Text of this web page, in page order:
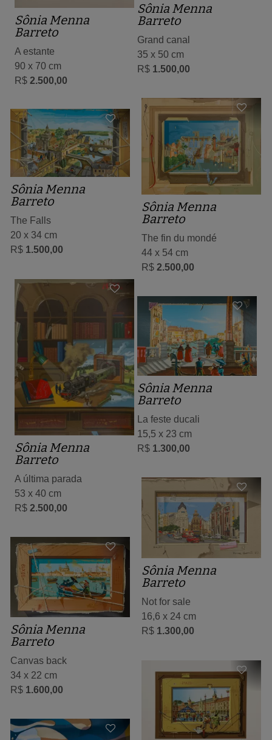
Sônia Menna
Barreto
A estante
90 x 70 cm
R$ 2.500,00
Sônia Menna
Barreto
Grand canal
35 x 50 cm
R$ 1.500,00
Sônia Menna
Barreto
The fin du mondé
44 x 54 cm
R$ 2.500,00
Sônia Menna
Barreto
The Falls
20 x 34 cm
R$ 1.500,00
Sônia Menna
Barreto
A última parada
53 x 40 cm
R$ 2.500,00
Sônia Menna
Barreto
La feste ducali
15,5 x 23 cm
R$ 1.300,00
Sônia Menna
Barreto
Not for sale
16,6 x 24 cm
R$ 1.300,00
Sônia Menna
Barreto
Canvas back
34 x 22 cm
R$ 1.600,00